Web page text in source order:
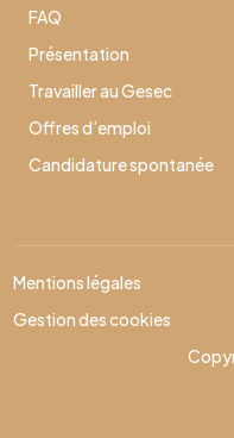
FAQ
Présentation
Travailler au Gesec
Offres d’emploi
Candidature spontanée
Mentions légales
Gestion des cookies